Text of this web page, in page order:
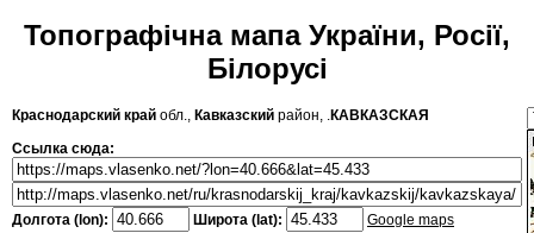
Топографічна мапа України, Росії,
Білорусі
Краснодарский край обл., Кавказский район, .КАВКАЗСКАЯ
Ссылка сюда:
Долгота (lon): Широта (lat): Google maps